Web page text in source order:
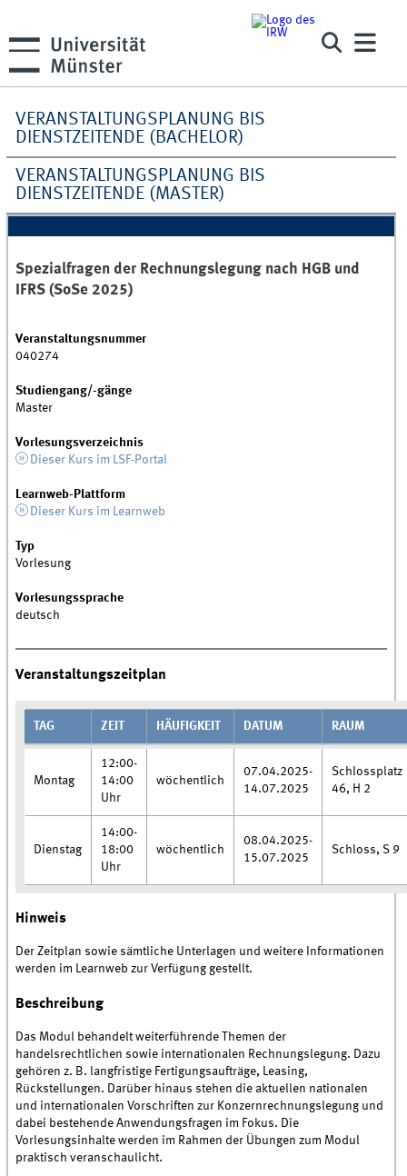
VERANSTALTUNGSPLANUNG BIS
DIENSTZEITENDE (BACHELOR)
VERANSTALTUNGSPLANUNG BIS
DIENSTZEITENDE (MASTER)
Spezialfragen der Rechnungslegung nach HGB und
IFRS (SoSe 2025)
Veranstaltungsnummer
040274
Studiengang/-gänge
Master
Vorlesungsverzeichnis
Dieser Kurs im LSF-Portal
Learnweb-Plattform
Dieser Kurs im Learnweb
Typ
Vorlesung
Vorlesungssprache
deutsch
Veranstaltungszeitplan
TAG ZEIT HÄUFIGKEIT DATUM RAUM
Montag
12:00-
14:00
Uhr
wöchentlich
07.04.2025-
14.07.2025
Schlossplatz
46, H 2
Dienstag
14:00-
18:00
Uhr
wöchentlich
08.04.2025-
15.07.2025
Schloss, S 9
Hinweis
Der Zeitplan sowie sämtliche Unterlagen und weitere Informationen
werden im Learnweb zur Verfügung gestellt.
Beschreibung
Das Modul behandelt weiterführende Themen der
handelsrechtlichen sowie internationalen Rechnungslegung. Dazu
gehören z. B. langfristige Fertigungsaufträge, Leasing,
Rückstellungen. Darüber hinaus stehen die aktuellen nationalen
und internationalen Vorschriften zur Konzernrechnungslegung und
dabei bestehende Anwendungsfragen im Fokus. Die
Vorlesungsinhalte werden im Rahmen der Übungen zum Modul
praktisch veranschaulicht.